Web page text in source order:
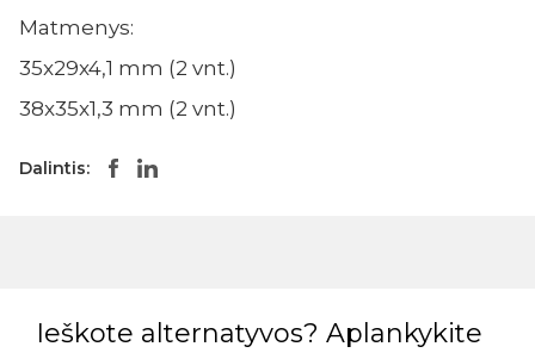
Matmenys:
35x29x4,1 mm (2 vnt.)
38x35x1,3 mm (2 vnt.)
Dalintis:
Ieškote alternatyvos? Aplankykite